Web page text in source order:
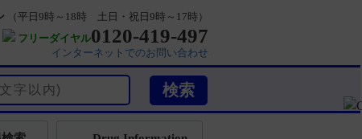
（平日9時～18時 土日・祝日9時～17時）
フリーダイヤル0120-419-497
インターネットでのお問い合わせ